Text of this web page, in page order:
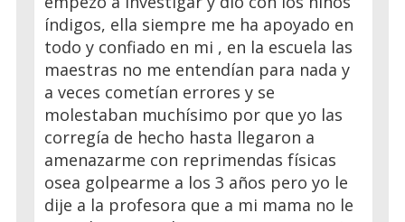
índigos, ella siempre me ha apoyado en
todo y confiado en mi , en la escuela las
maestras no me entendían para nada y
a veces cometían errores y se
molestaban muchísimo por que yo las
corregía de hecho hasta llegaron a
amenazarme con reprimendas físicas
osea golpearme a los 3 años pero yo le
dije a la profesora que a mi mama no le